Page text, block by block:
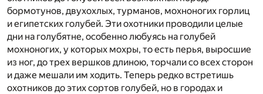
бормотунов, двухохлых, турманов, мохноногих горлиц
и египетских голубей. Эти охотники проводили целые
дни на голубятне, особенно любуясь на голубей
мохноногих, у которых мохры, то есть перья, выросшие
из ног, до трех вершков длиною, торчали со всех сторон
и даже мешали им ходить. Теперь редко встретишь
охотников до этих сортов голубей, но в городах и